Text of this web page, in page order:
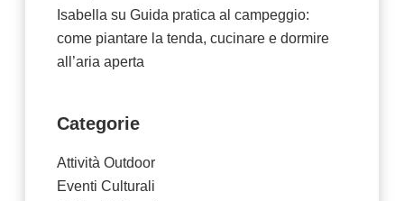
Isabella su Guida pratica al campeggio:
come piantare la tenda, cucinare e dormire
all’aria aperta
Categorie
Attività Outdoor
Eventi Culturali